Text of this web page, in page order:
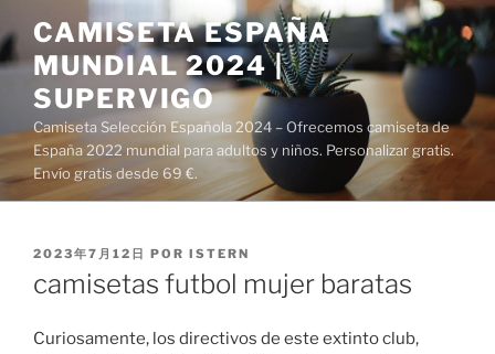
al
contenido
CAMISETA ESPAÑA
MUNDIAL 2024 |
SUPERVIGO
Camiseta Selección Española 2024 – Ofrecemos camiseta de
España 2022 mundial para adultos y niños. Personalizar gratis.
Envío gratis desde 69 €.
PUBLICADO
2023年7月12日 POR ISTERN
camisetas futbol mujer baratas
Curiosamente, los directivos de este extinto club,